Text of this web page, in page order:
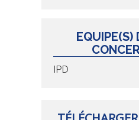
EQUIPE(S)
IPD